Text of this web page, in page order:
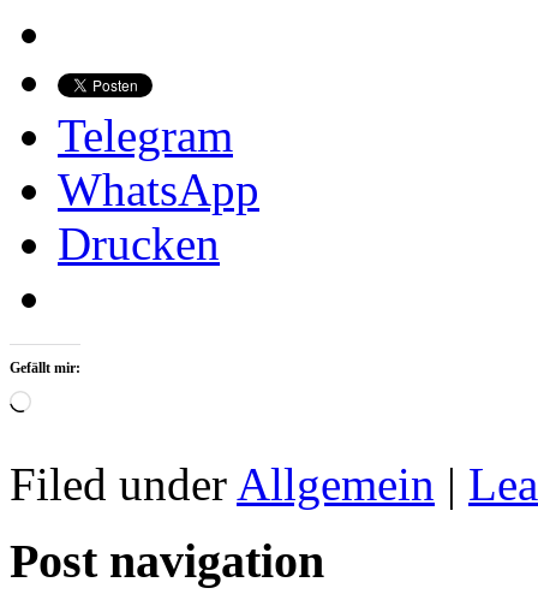
Telegram
WhatsApp
Drucken
Gefällt mir:
Wird
Filed under Allgemein |
Post navigation